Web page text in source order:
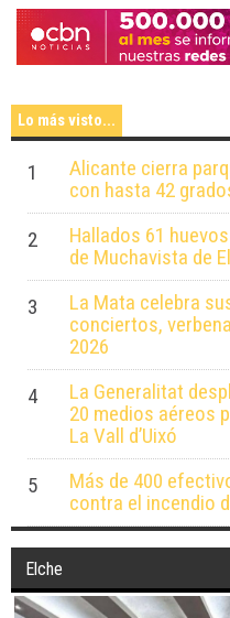
Lo más visto...
1
Alicante cierra
con hasta 42
2
Hallados 61
de Muchavista de
3
La Mata celebra
conciertos,
2026
4
La Generalitat
20 medios aéreos
La Vall d’Uixó
5
Más de 400
contra el incendio
Elche